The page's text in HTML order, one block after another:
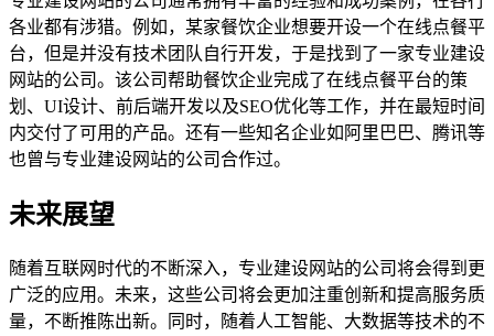
各业都有涉猎。例如，某家餐饮企业想要开设一个在线点餐平
台，但是并没有技术团队自行开发，于是找到了一家专业建设
网站的公司。该公司帮助餐饮企业完成了在线点餐平台的策
划、UI设计、前后端开发以及SEO优化等工作，并在最短时间
内交付了可用的产品。还有一些知名企业如阿里巴巴、腾讯等
也曾与专业建设网站的公司合作过。
未来展望
随着互联网时代的不断深入，专业建设网站的公司将会得到更
广泛的应用。未来，这些公司将会更加注重创新和提高服务质
量，不断推陈出新。同时，随着人工智能、大数据等技术的不